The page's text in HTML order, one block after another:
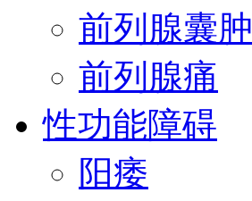
前列腺囊肿
前列腺痛
性功能障碍
阳痿